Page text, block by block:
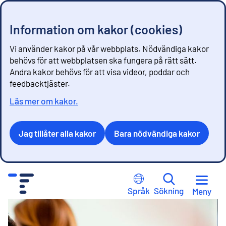
Information om kakor (cookies)
Vi använder kakor på vår webbplats. Nödvändiga kakor
behövs för att webbplatsen ska fungera på rätt sätt.
Andra kakor behövs för att visa videor, poddar och
feedbacktjäster.
Läs mer om kakor.
Jag tillåter alla kakor Bara nödvändiga kakor
Språk Sökning Meny